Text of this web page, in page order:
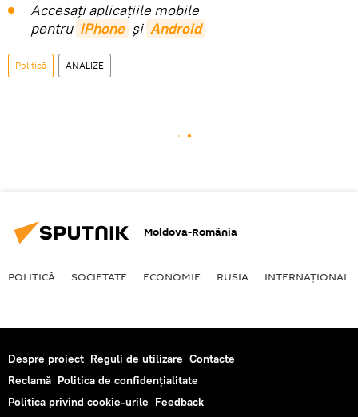
Accesaţi aplicaţiile mobile
pentru iPhone și Android
Politică ANALIZE
Moldova-România
POLITICĂ SOCIETATE ECONOMIE RUSIA INTERNAŢIONAL
Despre proiect Reguli de utilizare Contacte
Reclamă Politica de confidențialitate
Politica privind cookie-urile Feedback